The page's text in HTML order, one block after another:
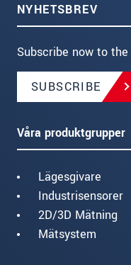
NYHETSBREV
Subscribe now to
SUBSCRIBE
Våra produktgrupper
Lägesgivare
Industrisensorer
2D/3D Mätning
Mätsystem